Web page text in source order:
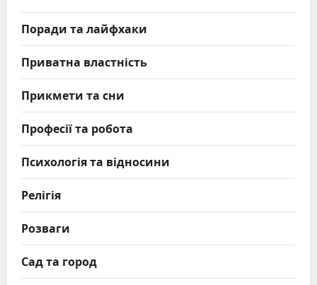
Поради та лайфхаки
Приватна властність
Прикмети та сни
Професії та робота
Психологія та відносини
Релігія
Розваги
Сад та город